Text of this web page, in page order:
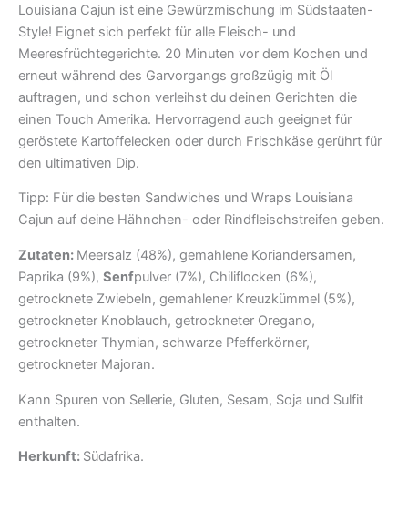
Louisiana Cajun ist eine Gewürzmischung im Südstaaten-
Style! Eignet sich perfekt für alle Fleisch- und
Meeresfrüchtegerichte. 20 Minuten vor dem Kochen und
erneut während des Garvorgangs großzügig mit Öl
auftragen, und schon verleihst du deinen Gerichten die
einen Touch Amerika. Hervorragend auch geeignet für
geröstete Kartoffelecken oder durch Frischkäse gerührt für
den ultimativen Dip.
Tipp: Für die besten Sandwiches und Wraps Louisiana
Cajun auf deine Hähnchen- oder Rindfleischstreifen geben.
Zutaten: Meersalz (48%), gemahlene Koriandersamen,
Paprika (9%), Senfpulver (7%), Chiliflocken (6%),
getrocknete Zwiebeln, gemahlener Kreuzkümmel (5%),
getrockneter Knoblauch, getrockneter Oregano,
getrockneter Thymian, schwarze Pfefferkörner,
getrockneter Majoran.
Kann Spuren von Sellerie, Gluten, Sesam, Soja und Sulfit
enthalten.
Herkunft: Südafrika.